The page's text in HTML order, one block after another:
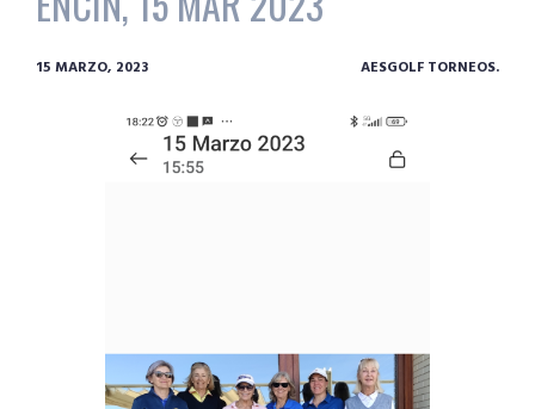
15 MARZO, 2023 AESGOLF TORNEOS.